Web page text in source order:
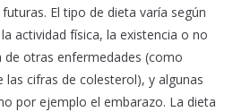
El tipo de dieta varía según
actividad física, la existencia o no
de otras enfermedades (como
cifras de colesterol), y algunas
por ejemplo el embarazo. La dieta